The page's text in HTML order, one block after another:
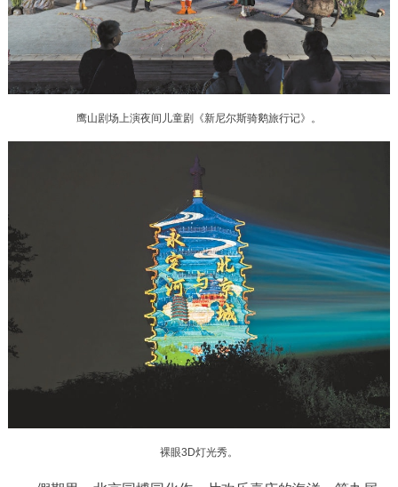
个人服务 法人服务 部门服务
便民服务 利企服务 投资项目
中介服务 阳光政务
我要咨询 我要建议
在线访谈 图说互动
北京概况 人文北京
绿色北京 图说北京 视频北京
鹰山剧场上演夜间儿童剧《新尼尔斯骑鹅旅行记》。
裸眼3D灯光秀。